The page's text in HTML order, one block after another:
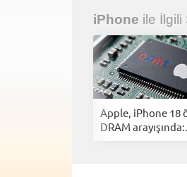
iPhone ile İlgili
Apple, iPhone 18
DRAM